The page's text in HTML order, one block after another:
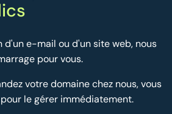
d'un e-mail ou d'un site web, nous
pour vous.
votre domaine chez nous, vous
le gérer immédiatement.